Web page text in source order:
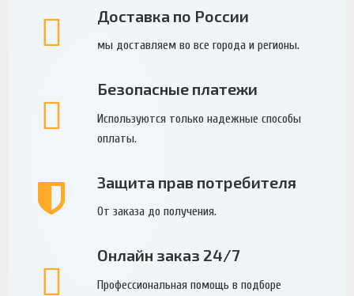
Доставка по России
мы доставляем во все города и регионы.
Безопасные платежи
Используются только надежные способы
оплаты.
Защита прав потребителя
От заказа до получения.
Онлайн заказ 24/7
Профессиональная помощь в подборе